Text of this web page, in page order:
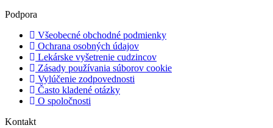
Podpora
Všeobecné obchodné podmienky
Ochrana osobných údajov
Lekárske vyšetrenie cudzincov
Zásady používania súborov cookie
Vylúčenie zodpovednosti
Často kladené otázky
O spoločnosti
Kontakt